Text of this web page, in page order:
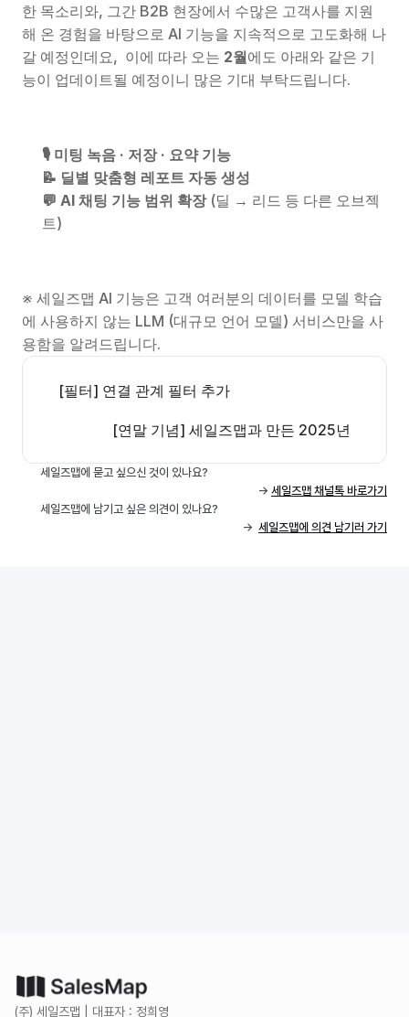
한 목소리와, 그간 B2B 현장에서 수많은 고객사를 지원
해 온 경험을 바탕으로 AI 기능을 지속적으로 고도화해 나
갈 예정인데요,  이에 따라 오는 2월에도 아래와 같은 기
능이 업데이트될 예정이니 많은 기대 부탁드립니다.
🎙️ 미팅 녹음 · 저장 · 요약 기능
📝 딜별 맞춤형 레포트 자동 생성
💬 AI 채팅 기능 범위 확장 (딜 → 리드 등 다른 오브젝
트)
※ 세일즈맵 AI 기능은 고객 여러분의 데이터를 모델 학습
에 사용하지 않는 LLM (대규모 언어 모델) 서비스만을 사
용함을 알려드립니다.
[필터] 연결 관계 필터 추가
[연말 기념] 세일즈맵과 만든 2025년
세일즈맵에 묻고 싶으신 것이 있나요?
-> 세일즈맵 채널톡 바로가기
세일즈맵에 남기고 싶은 의견이 있나요?
-> 세일즈맵에 의견 남기러 가기
(주) 세일즈맵 | 대표자 : 정희영